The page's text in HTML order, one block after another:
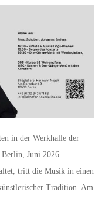
in der Werkhalle der
Juni 2026 –
tritt die Musik in einen
Tradition. Am